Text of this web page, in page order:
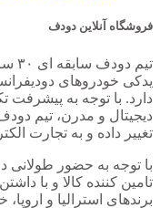
فروشگاه آنلاین دودف
یدکی خودروهای
دارد. با توجه به پیشرفت
دیجیتال و مدرن، تیم
تغییر داده و به تجارت
با توجه به حضور طولانی در
برندهای استرالیا و